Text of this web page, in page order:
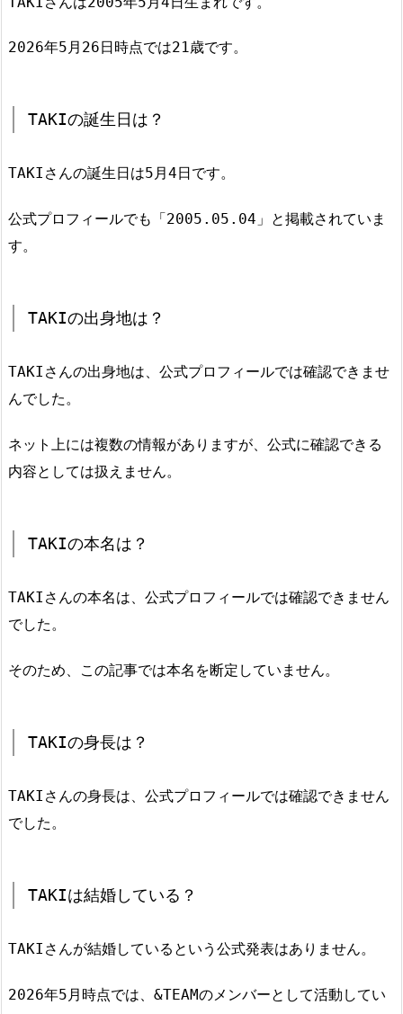
2026年5月26日時点では21歳です。
TAKIの誕生日は？
TAKIさんの誕生日は5月4日です。
公式プロフィールでも「2005.05.04」と掲載されていま
す。
TAKIの出身地は？
TAKIさんの出身地は、公式プロフィールでは確認できませ
んでした。
ネット上には複数の情報がありますが、公式に確認できる
内容としては扱えません。
TAKIの本名は？
TAKIさんの本名は、公式プロフィールでは確認できません
でした。
そのため、この記事では本名を断定していません。
TAKIの身長は？
TAKIさんの身長は、公式プロフィールでは確認できません
でした。
TAKIは結婚している？
TAKIさんが結婚しているという公式発表はありません。
2026年5月時点では、&TEAMのメンバーとして活動してい